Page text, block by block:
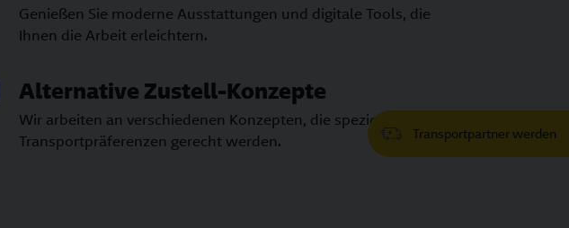
Genießen Sie moderne Ausstattungen und digitale Tools, die
Ihnen die Arbeit erleichtern.
Alternative Zustell-Konzepte
Wir arbeiten an verschiedenen Konzepten, die speziellen
Transportpräferenzen gerecht werden.
Transportpartner werden